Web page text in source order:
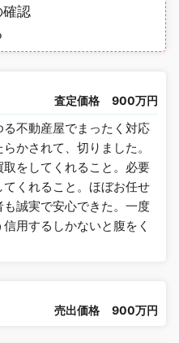
確認
査定価格 900万円
不動産屋でまったく対応
かされて、切りました。
をしてくれること。必要
くれること。ほぼお任せ
誠実で安心できた。一度
用するしかないと腹をく
売出価格 900万円